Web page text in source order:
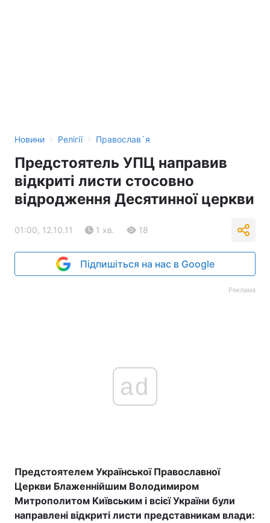
Новини › Релігії › Православ`я
Предстоятель УПЦ направив
відкриті листи стосовно
відродження Десятинної церкви
01:00, 12.10.11 1 хв. 18
Підпишіться на нас в Google
Реклама
ad
Предстоятелем Української Православної
Церкви Блаженнійшим Володимиром
Митрополитом Київським і всієї України були
направлені відкриті листи представникам влади: